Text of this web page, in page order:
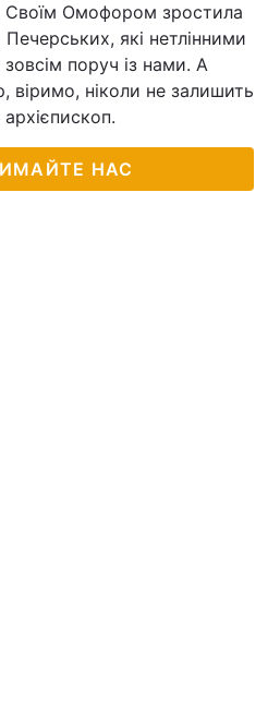
Своїм Омофором зростила
які нетлінними
поруч із нами. А
віримо, ніколи не залишить
НАС